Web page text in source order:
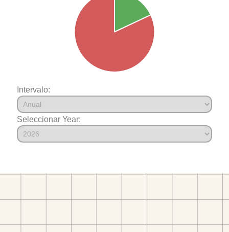
Intervalo:
Seleccionar Year: